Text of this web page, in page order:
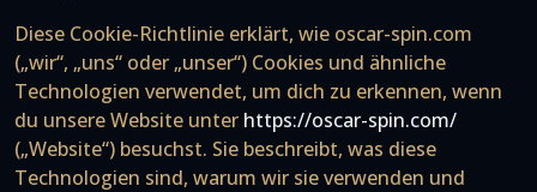
Diese Cookie-Richtlinie erklärt, wie oscar-spin.com
(„wir“, „uns“ oder „unser“) Cookies und ähnliche
Technologien verwendet, um dich zu erkennen, wenn
du unsere Website unter https://oscar-spin.com/
(„Website“) besuchst. Sie beschreibt, was diese
Technologien sind, warum wir sie verwenden und